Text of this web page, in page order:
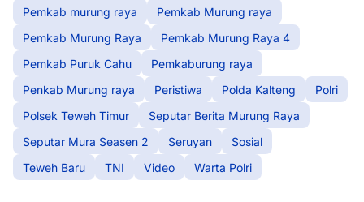
Pemkab murung raya
Pemkab Murung raya
Pemkab Murung Raya
Pemkab Murung Raya 4
Pemkab Puruk Cahu
Pemkaburung raya
Penkab Murung raya
Peristiwa Polda Kalteng
Polri
Polsek Teweh Timur
Seputar Berita Murung Raya
Seputar Mura Seasen 2
Seruyan
Sosial
Teweh Baru
TNI Video Warta Polri